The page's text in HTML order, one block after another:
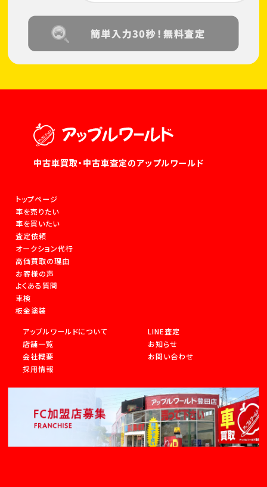
中古車買取・中古車査定のアップルワールド
トップページ
車を売りたい
車を買いたい
査定依頼
オークション代行
高価買取の理由
お客様の声
よくある質問
車検
板金塗装
アップルワールドについて
店舗一覧
会社概要
採用情報
LINE査定
お知らせ
お問い合わせ